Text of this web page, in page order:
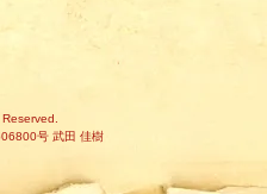
号 武田 佳樹